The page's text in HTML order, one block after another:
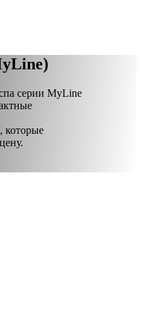
серии MyLine
которые